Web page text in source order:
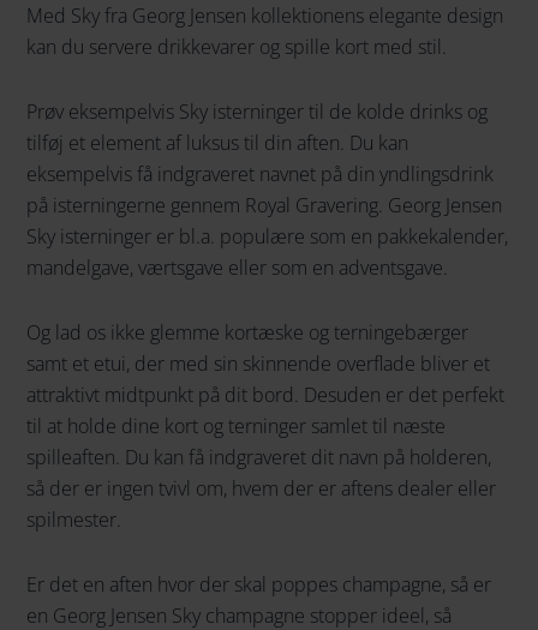
Med Sky fra Georg Jensen kollektionens elegante design
kan du servere drikkevarer og spille kort med stil.
Prøv eksempelvis Sky isterninger til de kolde drinks og
tilføj et element af luksus til din aften. Du kan
eksempelvis få indgraveret navnet på din yndlingsdrink
på isterningerne gennem Royal Gravering. Georg Jensen
Sky isterninger er bl.a. populære som en pakkekalender,
mandelgave, værtsgave eller som en adventsgave.
Og lad os ikke glemme kortæske og terningebærger
samt et etui, der med sin skinnende overflade bliver et
attraktivt midtpunkt på dit bord. Desuden er det perfekt
til at holde dine kort og terninger samlet til næste
spilleaften. Du kan få indgraveret dit navn på holderen,
så der er ingen tvivl om, hvem der er aftens dealer eller
spilmester.
Er det en aften hvor der skal poppes champagne, så er
en Georg Jensen Sky champagne stopper ideel, så